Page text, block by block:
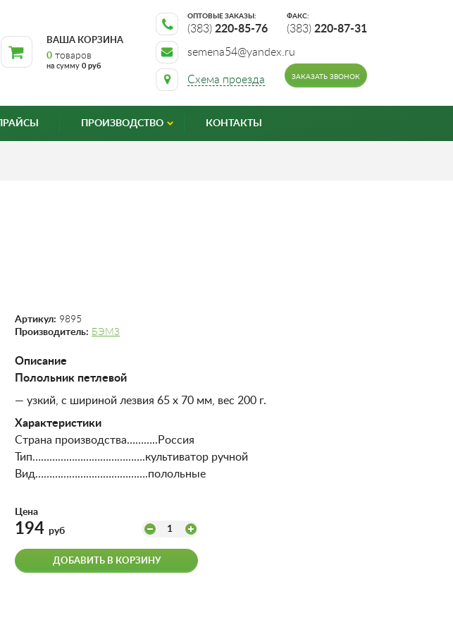
ВАША КОРЗИНА
0 товаров
на сумму 0 руб
Схема проезда
semena54@yandex.ru
ОПТОВЫЕ ЗАКАЗЫ:
(383) 220-85-76
ФАКС:
(383) 220-87-31
ЗАКАЗАТЬ ЗВОНОК
ПРАЙСЫ ПРОИЗВОДСТВО КОНТАКТЫ
Артикул: 9895
Производитель: БЭМЗ
Описание
Полольник петлевой
— узкий, с шириной лезвия 65 х 70 мм, вес 200 г.
Характеристики
Страна производства………..Россия
Тип………………………………….культиватор ручной
Вид………………………………….полольные
Цена
194 руб 1
ДОБАВИТЬ В КОРЗИНУ